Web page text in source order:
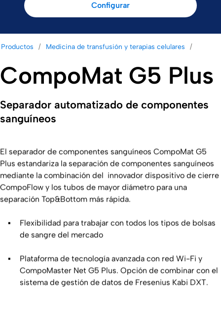
Productos Medicina de transfusión y terapias celulares
CompoMat G5 Plus
Separador automatizado de componentes
sanguíneos
El separador de componentes sanguíneos CompoMat G5
Plus estandariza la separación de componentes sanguíneos
mediante la combinación del innovador dispositivo de cierre
CompoFlow y los tubos de mayor diámetro para una
separación Top&Bottom más rápida.
Flexibilidad para trabajar con todos los tipos de bolsas
de sangre del mercado
Plataforma de tecnología avanzada con red Wi-Fi y
CompoMaster Net G5 Plus. Opción de combinar con el
sistema de gestión de datos de Fresenius Kabi DXT.
Configurar